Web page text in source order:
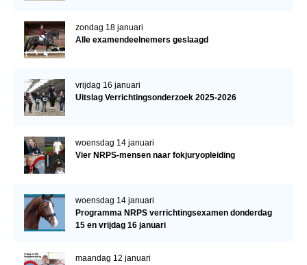
zondag 18 januari
Alle examendeelnemers geslaagd
vrijdag 16 januari
Uitslag Verrichtingsonderzoek 2025-2026
woensdag 14 januari
Vier NRPS-mensen naar fokjuryopleiding
woensdag 14 januari
Programma NRPS verrichtingsexamen donderdag
15 en vrijdag 16 januari
maandag 12 januari